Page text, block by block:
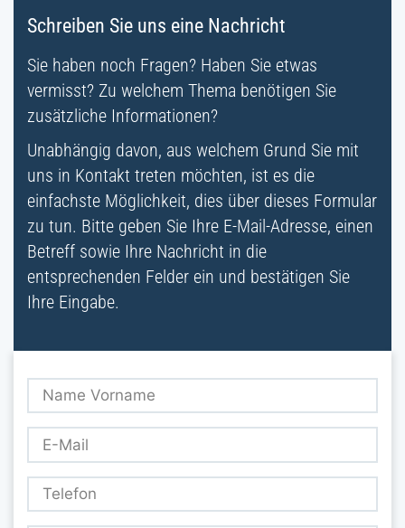
Schreiben Sie uns eine Nachricht
Sie haben noch Fragen? Haben Sie etwas
vermisst? Zu welchem Thema benötigen Sie
zusätzliche Informationen?
Unabhängig davon, aus welchem Grund Sie mit
uns in Kontakt treten möchten, ist es die
einfachste Möglichkeit, dies über dieses Formular
zu tun. Bitte geben Sie Ihre E-Mail-Adresse, einen
Betreff sowie Ihre Nachricht in die
entsprechenden Felder ein und bestätigen Sie
Ihre Eingabe.